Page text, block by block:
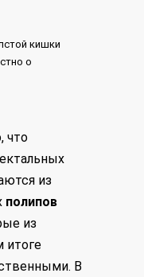
кишки
о
что
из
полипов
из
итоге
В